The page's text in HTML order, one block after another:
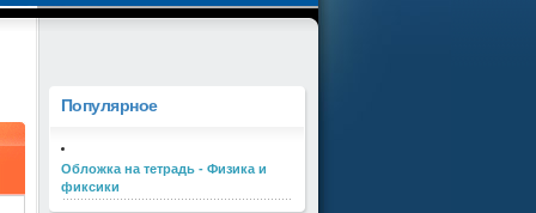
Популярное
Обложка на тетрадь - Физика и
фиксики